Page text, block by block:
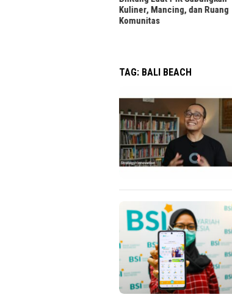
Menjaga Reputasi Kredit